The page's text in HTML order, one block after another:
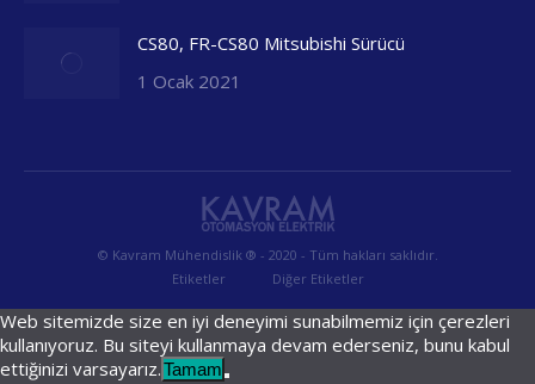
CS80, FR-CS80 Mitsubishi Sürücü
1 Ocak 2021
© Kavram Mühendislik ® - 2020 - Tüm hakları saklıdır.
Etiketler
Diğer Etiketler
Web sitemizde size en iyi deneyimi sunabilmemiz için çerezleri
kullanıyoruz. Bu siteyi kullanmaya devam ederseniz, bunu kabul
ettiğinizi varsayarız.Tamam